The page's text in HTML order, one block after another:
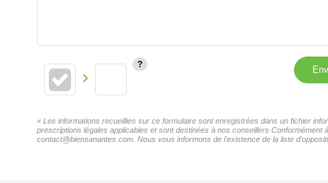
« Les informations recueillies sur ce formulaire sont enregistrées dans un fichier
prescriptions légales applicables et sont destinées à nos conseillers
contact@biensanantes.com. Nous vous informons de l'existence de la liste